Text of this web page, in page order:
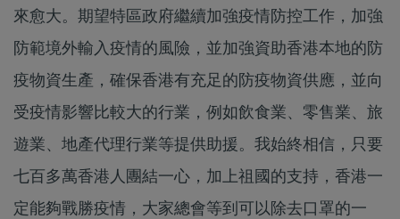
來愈大。期望特區政府繼續加強疫情防控工作，加強
防範境外輸入疫情的風險，並加強資助香港本地的防
疫物資生產，確保香港有充足的防疫物資供應，並向
受疫情影響比較大的行業，例如飲食業、零售業、旅
遊業、地產代理行業等提供助援。我始終相信，只要
七百多萬香港人團結一心，加上祖國的支持，香港一
定能夠戰勝疫情，大家總會等到可以除去口罩的一